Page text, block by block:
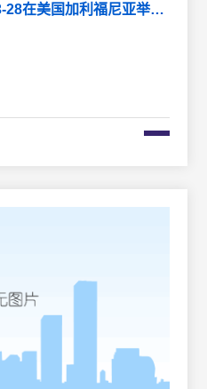
公司参加于2010年1月23-28在美国加利福尼亚举行的光电展